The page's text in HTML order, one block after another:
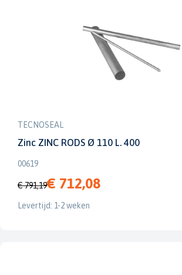
TECNOSEAL
Zinc ZINC RODS Ø 110 L. 400
00619
€ 791,19€ 712,08
Levertijd: 1-2 weken